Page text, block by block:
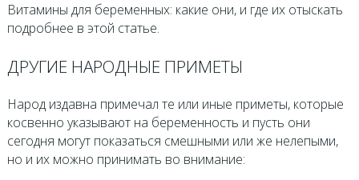
Витамины для беременных: какие они, и где их отыскать
подробнее в этой статье.
ДРУГИЕ НАРОДНЫЕ ПРИМЕТЫ
Народ издавна примечал те или иные приметы, которые
косвенно указывают на беременность и пусть они
сегодня могут показаться смешными или же нелепыми,
но и их можно принимать во внимание: